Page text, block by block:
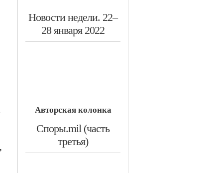
​Новости недели. 22–
28 января 2022
Авторская колонка
​Споры.mil (часть
третья)